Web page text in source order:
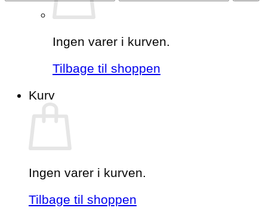
Ingen varer i kurven.
Tilbage til shoppen
Kurv
Ingen varer i kurven.
Tilbage til shoppen